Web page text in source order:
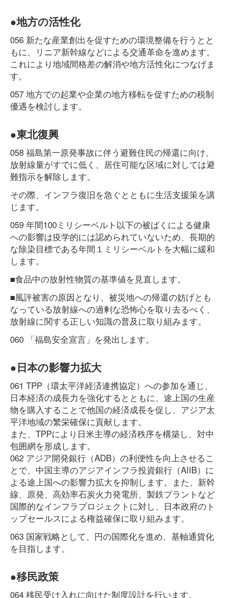
●地方の活性化
056 新たな産業創出を促すための環境整備を行うとと
もに、リニア新幹線などによる交通革命を進めます。
これにより地域間格差の解消や地方活性化につなげま
す。
057 地方での起業や企業の地方移転を促すための税制
優遇を検討します。
●東北復興
058 福島第一原発事故に伴う避難住民の帰還に向け、
放射線量がすでに低く、居住可能な区域に対しては避
難指示を解除します。
その際、インフラ復旧を急ぐとともに生活支援策を講
じます。
059 年間100ミリシーベルト以下の被ばくによる健康
への影響は疫学的には認められていないため、長期的
な除染目標である年間１ミリシーベルトを大幅に緩和
します。
■食品中の放射性物質の基準値を見直します。
■風評被害の原因となり、被災地への帰還の妨げとも
なっている放射線への過剰な恐怖心を取り去るべく、
放射線に関する正しい知識の普及に取り組みます。
060 「福島安全宣言」を発出します。
●日本の影響力拡大
061 TPP（環太平洋経済連携協定）への参加を通じ、
日本経済の成長力を強化するとともに、途上国の生産
物を購入することで他国の経済成長を促し、アジア太
平洋地域の繁栄確保に貢献します。
また、TPPにより日米主導の経済秩序を構築し、対中
包囲網を形成します。
062 アジア開発銀行（ADB）の利便性を向上させるこ
とで、中国主導のアジアインフラ投資銀行（AIIB）に
よる途上国への影響力拡大を抑制します。また、新幹
線、原発、高効率石炭火力発電所、製鉄プラントなど
国際的なインフラプロジェクトに対し、日本政府のト
ップセールスによる権益確保に取り組みます。
063 国家戦略として、円の国際化を進め、基軸通貨化
を目指します。
●移民政策
064 移民受け入れに向けた制度設計を行います。